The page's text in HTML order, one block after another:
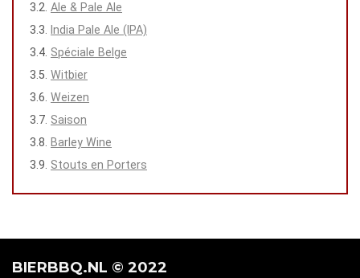
Ale & Pale Ale
India Pale Ale (IPA)
Spéciale Belge
Witbier
Weizen
Saison
Barley Wine
Stouts en Porters
BIERBBQ.NL © 2022